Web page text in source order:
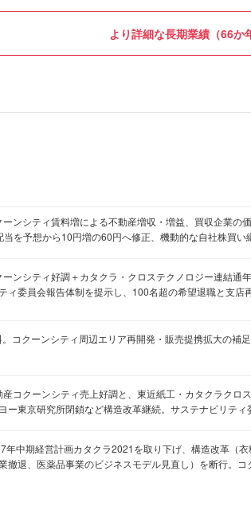
より詳細な長期業績（66か
ンシティ賃料増による不動産増収・増益、買収企業の
を予想から10円増の60円へ修正、機動的な自社株買い
ンシティ好調＋カタクラ・クロステクノロジー連結通
ィ委員会報告体制を提示し、100名超の希望退職と支店
コクーンシティ周辺エリア再開発・販売提携拡大の補
コクーンシティ売上好調と、東近紙工・カタクラクロ
ー東京研究所閉鎖など構造改革継続。サステナビリティ
中期経営計画カタクラ2021を取り下げ、構造改革（
撤退、医薬品事業のビジネスモデル見直し）を断行。コ